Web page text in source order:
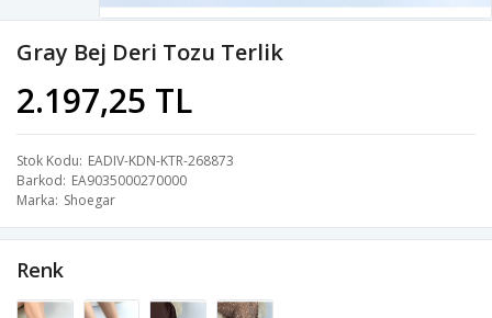
Gray Bej Deri Tozu Terlik
2.197,25 TL
Stok Kodu EADIV-KDN-KTR-268873
Barkod EA9035000270000
Marka Shoegar
Renk